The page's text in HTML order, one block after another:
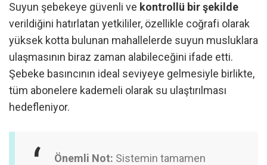
Suyun şebekeye güvenli ve kontrollü bir şekilde
verildiğini hatırlatan yetkililer, özellikle coğrafi olarak
yüksek kotta bulunan mahallelerde suyun musluklara
ulaşmasının biraz zaman alabileceğini ifade etti.
Şebeke basıncının ideal seviyeye gelmesiyle birlikte,
tüm abonelere kademeli olarak su ulaştırılması
hedefleniyor.
Önemli Not: Sistemin tamamen